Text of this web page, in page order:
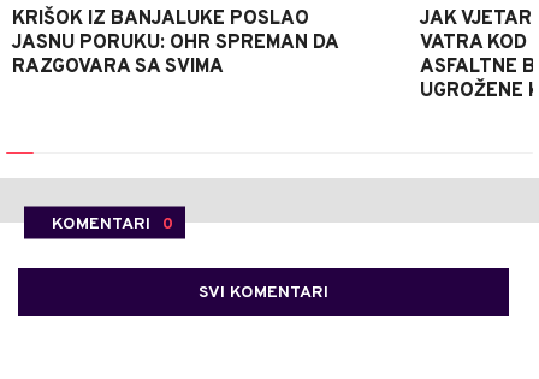
KRIŠOK IZ BANJALUKE POSLAO
JASNU PORUKU: OHR SPREMAN DA
RAZGOVARA SA SVIMA
JAK VJETAR
VATRA KOD
ASFALTNE
UGROŽENE
KOMENTARI 0
SVI KOMENTARI